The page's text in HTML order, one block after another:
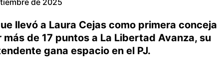
de 2025
llevó a Laura Cejas como primera
de 17 puntos a La Libertad Avanza, su
gana espacio en el PJ.